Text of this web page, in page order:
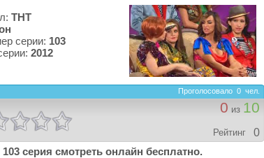
ТНТ
серии: 103
2012
Проголосовало 0 чел.
0 из 10
Рейтинг
0
серия смотреть онлайн бесплатно.